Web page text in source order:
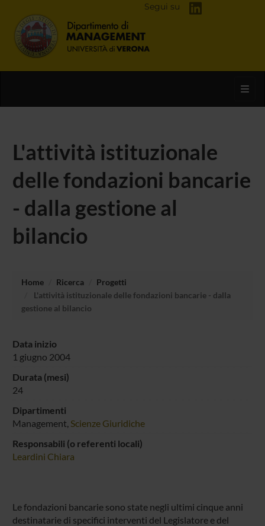
Segui su
L'attività istituzionale
delle fondazioni bancarie
- dalla gestione al
bilancio
Home Ricerca
Progetti
L'attività istituzionale delle fondazioni bancarie - dalla
gestione al bilancio
Data inizio
1 giugno 2004
Durata (mesi)
24
Dipartimenti
Management, Scienze Giuridiche
Responsabili (o referenti locali)
Leardini Chiara
Le fondazioni bancarie sono state negli ultimi cinque anni
destinatarie di specifici interventi del Legislatore e del